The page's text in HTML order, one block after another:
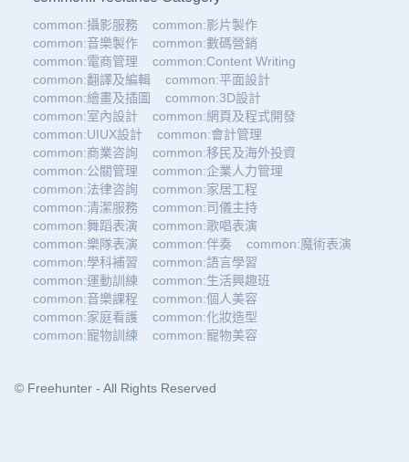
common:攝影服務
common:影片製作
common:音樂製作
common:數碼營銷
common:電商管理
common:Content Writing
common:翻譯及編輯
common:平面設計
common:繪畫及插圖
common:3D設計
common:室內設計
common:網頁及程式開發
common:UIUX設計
common:會計管理
common:商業咨詢
common:移民及海外投資
common:公關管理
common:企業人力管理
common:法律咨詢
common:家居工程
common:清潔服務
common:司儀主持
common:舞蹈表演
common:歌唱表演
common:樂隊表演
common:伴奏
common:魔術表演
common:學科補習
common:語言學習
common:運動訓練
common:生活興趣班
common:音樂課程
common:個人美容
common:家庭看護
common:化妝造型
common:寵物訓練
common:寵物美容
© Freehunter - All Rights Reserved